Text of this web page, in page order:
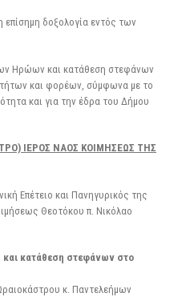
επίσημη δοξολογία εντός των
Ηρώων και κατάθεση στεφάνων
και φορέων, σύμφωνα με το
και για την έδρα του Δήμου
ΙΕΡΟΣ ΝΑΟΣ ΚΟΙΜΗΣΕΩΣ ΤΗΣ
Επέτειο και Πανηγυρικός της
Θεοτόκου π. Νικόλαο
και κατάθεση στεφάνων στο
κ. Παντελεήμων